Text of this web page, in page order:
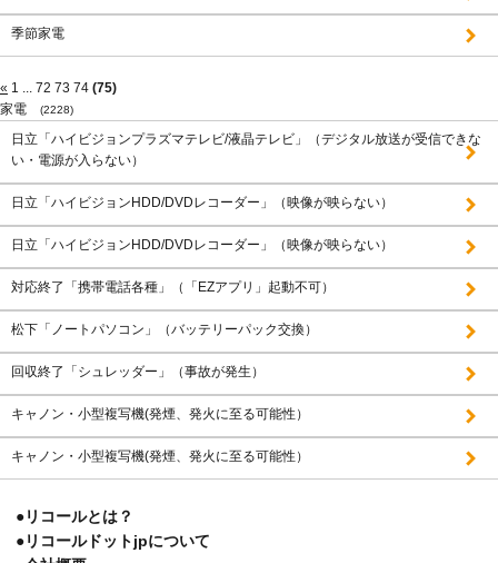
季節家電
« 1 ... 72 73 74 (75)
家電
(2228)
日立「ハイビジョンプラズマテレビ/液晶テレビ」（デジタル放送が受信できな
い・電源が入らない）
日立「ハイビジョンHDD/DVDレコーダー」（映像が映らない）
日立「ハイビジョンHDD/DVDレコーダー」（映像が映らない）
対応終了「携帯電話各種」（「EZアプリ」起動不可）
松下「ノートパソコン」（バッテリーパック交換）
回収終了「シュレッダー」（事故が発生）
キャノン・小型複写機(発煙、発火に至る可能性）
キャノン・小型複写機(発煙、発火に至る可能性）
●リコールとは？
●リコールドットjpについて